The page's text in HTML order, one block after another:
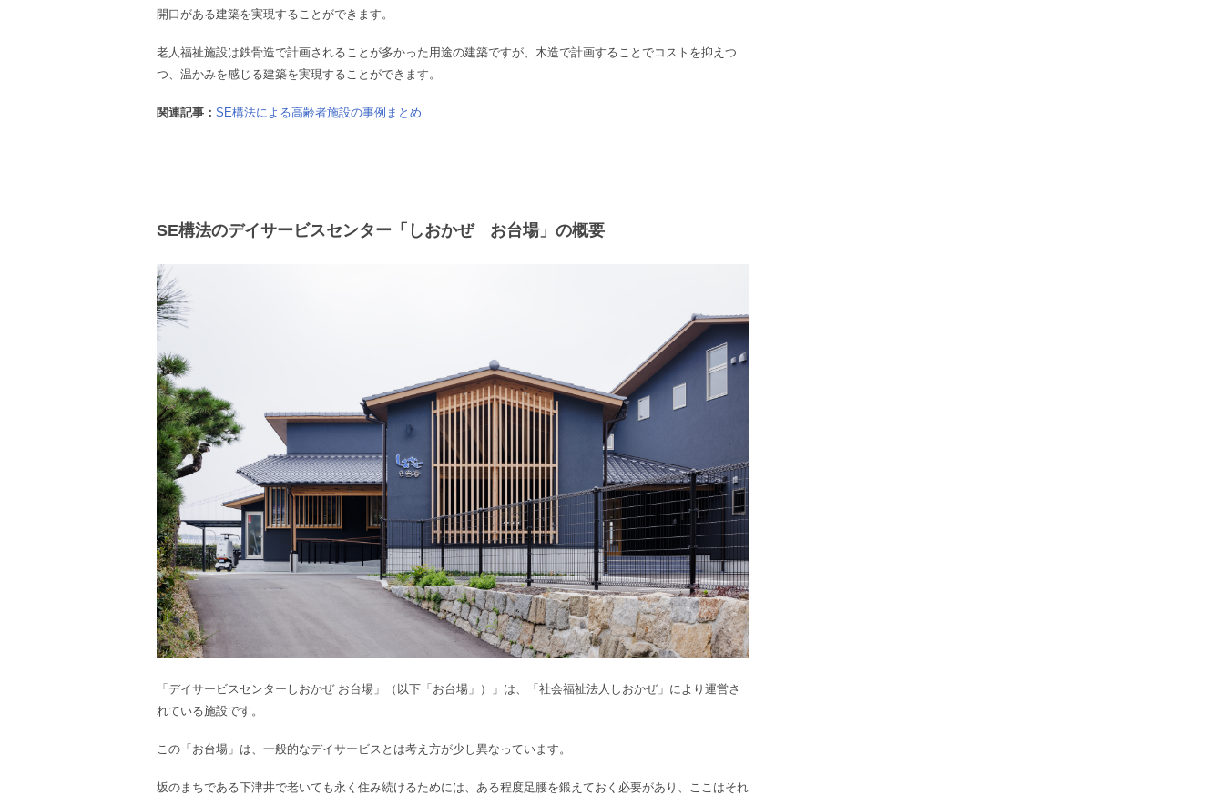
開口がある建築を実現することができます。
老人福祉施設は鉄骨造で計画されることが多かった用途の建築ですが、木造で計画することでコストを抑えつ
つ、温かみを感じる建築を実現することができます。
関連記事： SE構法による高齢者施設の事例まとめ
SE構法のデイサービスセンター「​​しおかぜ お台場」の概要
「デイサービスセンターしおかぜ お台場」（以下「お台場」）」は、「社会福祉法人しおかぜ」により運営さ
れている施設です。
この「お台場」は、一般的なデイサービスとは考え方が少し異なっています。
坂のまちである下津井で老いても永く住み続けるためには、ある程度足腰を鍛えておく必要があり、ここはそれ